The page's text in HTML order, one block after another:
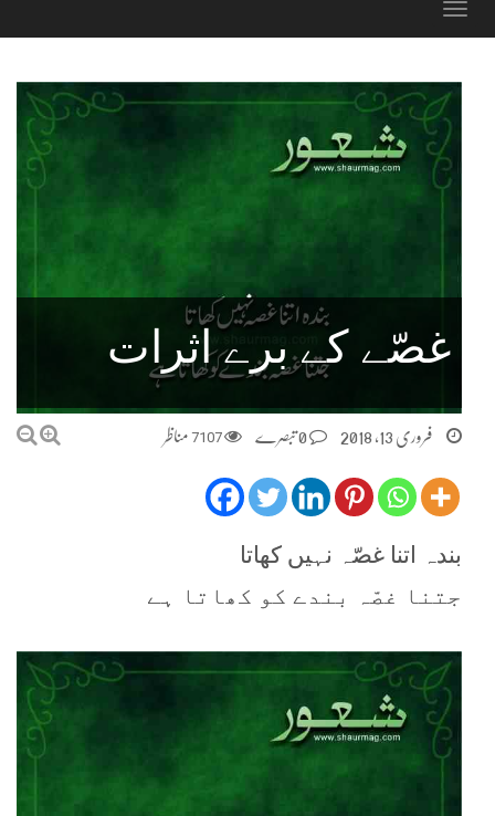
Toggle
غصّے کے برے اثرات
فروری 13, 2018 7107 مناظر
بندہ اتنا غصّہ نہیں کھاتا
جتنا غصّہ بندے کو کھاتا ہے